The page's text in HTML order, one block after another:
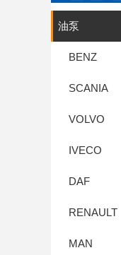
油泵
BENZ
SCANIA
VOLVO
IVECO
DAF
RENAULT
MAN